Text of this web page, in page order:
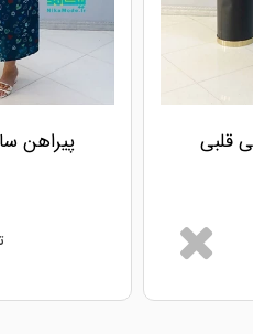
قلبی
پیراهن